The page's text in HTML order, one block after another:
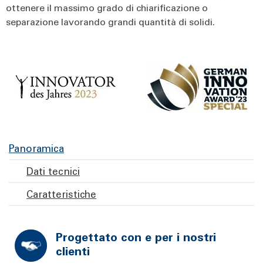
ottenere il massimo grado di chiarificazione o
separazione lavorando grandi quantità di solidi.
Panoramica
Dati tecnici
Caratteristiche
Progettato con e per i nostri
clienti